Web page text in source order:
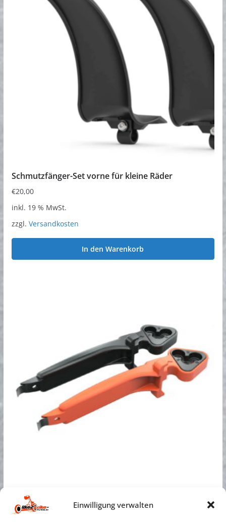
Einwilligung verwalten
Schmutzfänger-Set vorne für kleine Räder
€20,00
inkl. 19 % MwSt.
zzgl. Versandkosten
In den Warenkorb
€39,00